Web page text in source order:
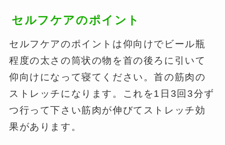
セルフケアのポイント
セルフケアのポイントは仰向けでビール瓶
程度の太さの筒状の物を首の後ろに引いて
仰向けになって寝てください。首の筋肉の
ストレッチになります。これを1日3回3分ず
つ行って下さい筋肉が伸びてストレッチ効
果があります。